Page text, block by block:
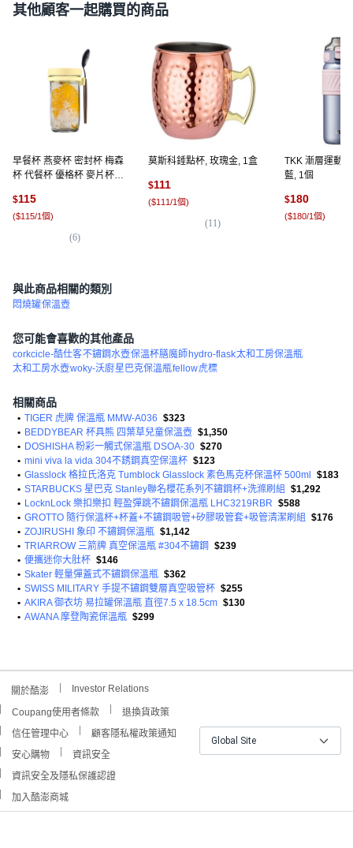
其他顧客一起購買的商品
早餐杯 燕麥杯 密封杯 梅森
杯 代餐杯 優格杯 麥片杯,
600ML-雛菊黃, 1個
$115
($115/1個)
(6)
莫斯科錘點杯, 玫瑰金, 1盒
$111
($111/1個)
(11)
TKK 漸層運動
藍, 1個
$180
($180/1個)
與此商品相關的類別
悶燒罐保溫壺
您可能會喜歡的其他產品
corkcicle-酷仕客不鏽鋼水壺保溫杯膳魔師 hydro-flask太和工房保溫瓶
太和工房水壺woky-沃廚星巴克保溫瓶fellow虎標
相關商品
• TIGER 虎牌 保溫瓶 MMW-A036 $323
• BEDDYBEAR 杯具熊 四葉草兒童保溫壺 $1,350
• DOSHISHA 粉彩一觸式保溫瓶 DSOA-30 $270
• mini viva la vida 304不銹鋼真空保溫杯 $123
• Glasslock 格拉氏洛克 Tumblock Glasslock 素色馬克杯保溫杯 500ml
$183
• STARBUCKS 星巴克 Stanley聯名櫻花系列不鏽鋼杯+洗滌刷組
$1,292
• LocknLock 樂扣樂扣 輕盈彈跳不鏽鋼保溫瓶 LHC3219RBR $588
• GROTTO 隨行保溫杯+杯蓋+不鏽鋼吸管+矽膠吸管套+吸管清潔刷組
$176
• ZOJIRUSHI 象印 不鏽鋼保溫瓶 $1,142
• TRIARROW 三箭牌 真空保溫瓶 #304不鏽鋼
$239
• 便攜迷你大肚杯 $146
• Skater 輕量彈蓋式不鏽鋼保溫瓶 $362
• SWISS MILITARY 手提不鏽鋼雙層真空吸管杯 $255
• AKIRA 御衣坊 易拉罐保溫瓶 直徑7.5 x 18.5cm $130
• AWANA 摩登陶瓷保溫瓶 $299
關於酷澎 Investor Relations
Coupang使用者條款
退換貨政策
信任管理中心
顧客隱私權政策通知
安心購物
資訊安全
資訊安全及隱私保護認證
加入酷澎商城
Global Site